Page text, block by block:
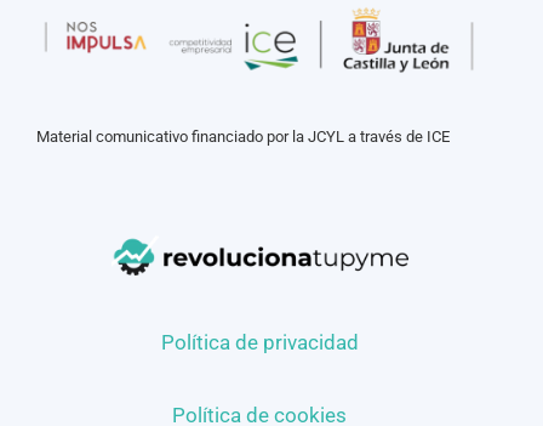
Material comunicativo financiado por la JCYL a través de ICE
Política de privacidad
Política de cookies